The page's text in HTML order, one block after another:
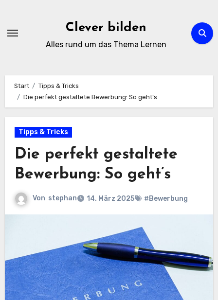
springen
Clever bilden
Alles rund um das Thema Lernen
Start
Tipps & Tricks
Die perfekt gestaltete Bewerbung: So geht’s
Tipps & Tricks
Die perfekt gestaltete
Bewerbung: So geht’s
Von stephan 14. März 2025 #Bewerbung